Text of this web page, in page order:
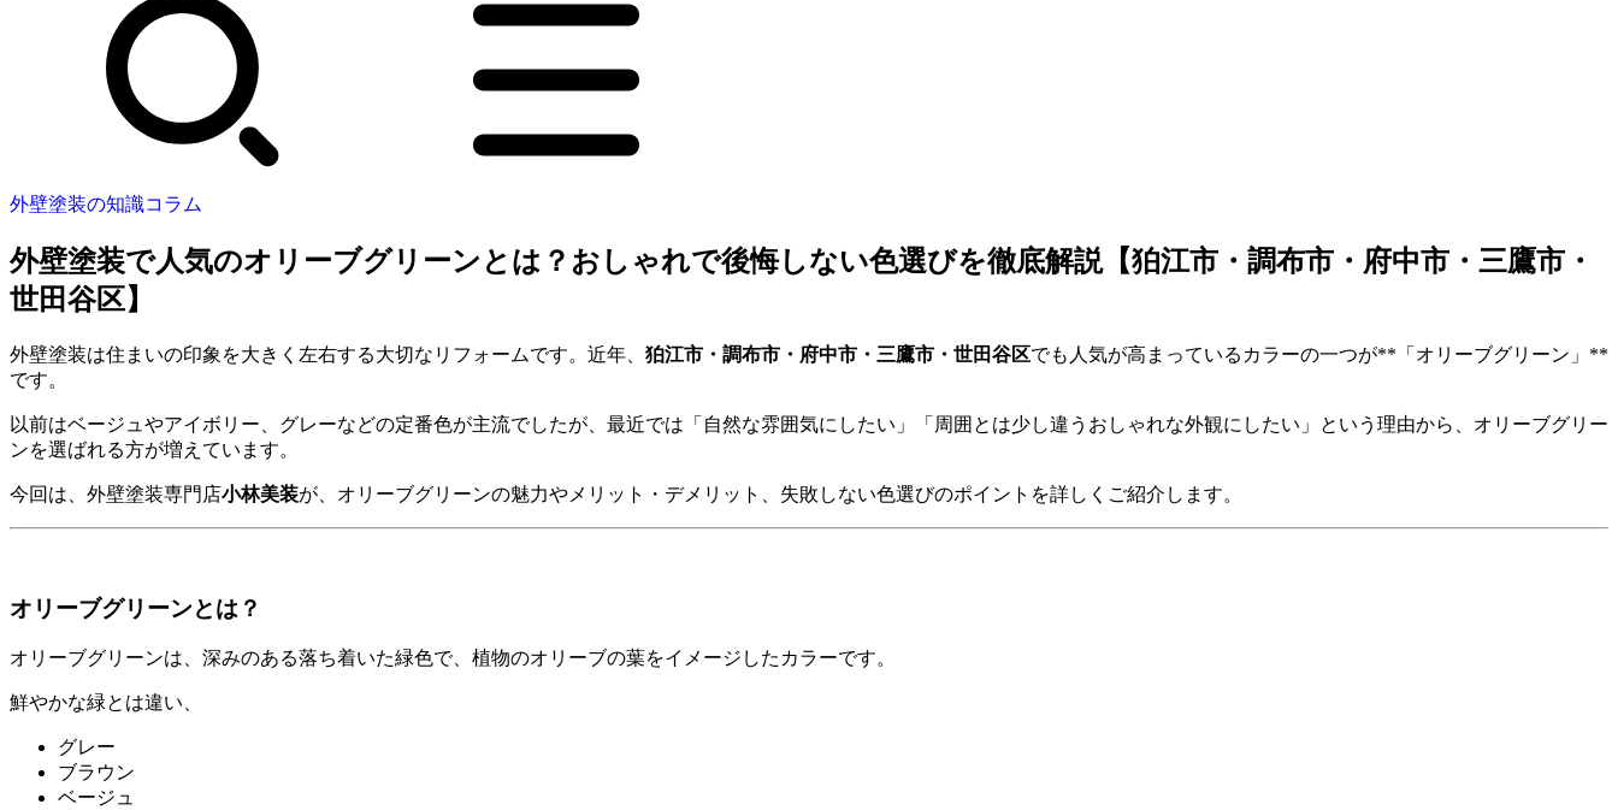
外壁塗装の知識コラム
外壁塗装で人気のオリーブグリーンとは？おしゃれで後悔しない色選びを徹底解説【狛江市・調布市・府中市・三鷹市・
世田谷区】
外壁塗装は住まいの印象を大きく左右する大切なリフォームです。近年、 狛江市・調布市・府中市・三鷹市・世田谷区でも人気が高まっているカラーの一つが**「オリーブグリーン」**
です。
以前はベージュやアイボリー、グレーなどの定番色が主流でしたが、最近では「自然な雰囲気にしたい」「周囲とは少し違うおしゃれな外観にしたい」という理由から、オリーブグリー
ンを選ばれる方が増えています。
今回は、外壁塗装専門店小林美装が、オリーブグリーンの魅力やメリット・デメリット、失敗しない色選びのポイントを詳しくご紹介します。
オリーブグリーンとは？
オリーブグリーンは、深みのある落ち着いた緑色で、植物のオリーブの葉をイメージしたカラーです。
鮮やかな緑とは違い、
グレー
ブラウン
ベージュ